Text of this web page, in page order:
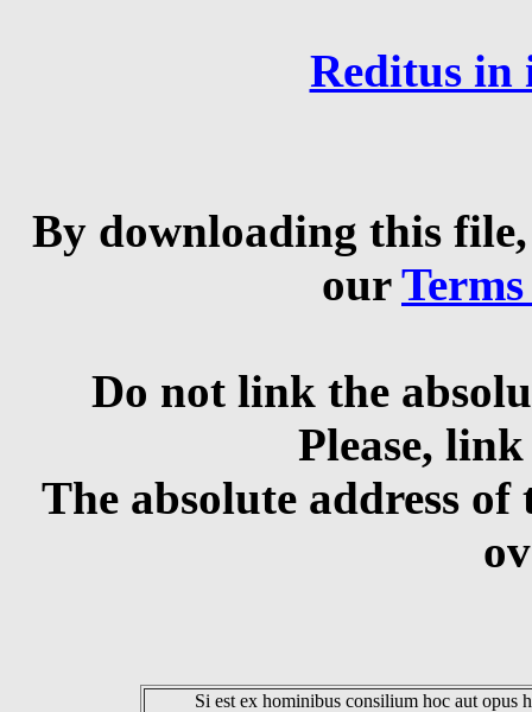
Reditus in
By downloading this
our
Do not link the
Please,
The absolute address
Si est ex hominibus consilium hoc aut opus